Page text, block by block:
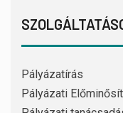
Pályázatírás
Pályázati